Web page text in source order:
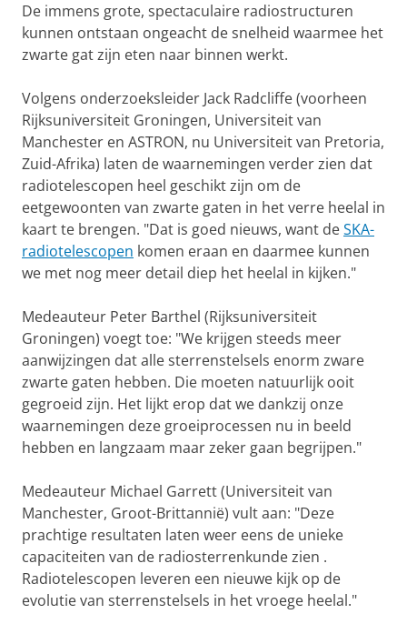
De immens grote, spectaculaire radiostructuren
kunnen ontstaan ongeacht de snelheid waarmee het
zwarte gat zijn eten naar binnen werkt.
Volgens onderzoeksleider Jack Radcliffe (voorheen
Rijksuniversiteit Groningen, Universiteit van
Manchester en ASTRON, nu Universiteit van Pretoria,
Zuid-Afrika) laten de waarnemingen verder zien dat
radiotelescopen heel geschikt zijn om de
eetgewoonten van zwarte gaten in het verre heelal in
kaart te brengen. "Dat is goed nieuws, want deSKA-
radiotelescopen komen eraan en daarmee kunnen
we met nog meer detail diep het heelal in kijken."
Medeauteur Peter Barthel (Rijksuniversiteit
Groningen) voegt toe: "We krijgen steeds meer
aanwijzingen dat alle sterrenstelsels enorm zware
zwarte gaten hebben. Die moeten natuurlijk ooit
gegroeid zijn. Het lijkt erop dat we dankzij onze
waarnemingen deze groeiprocessen nu in beeld
hebben en langzaam maar zeker gaan begrijpen."
Medeauteur Michael Garrett (Universiteit van
Manchester, Groot-Brittannië) vult aan: "Deze
prachtige resultaten laten weer eens de unieke
capaciteiten van de radiosterrenkunde zien .
Radiotelescopen leveren een nieuwe kijk op de
evolutie van sterrenstelsels in het vroege heelal."